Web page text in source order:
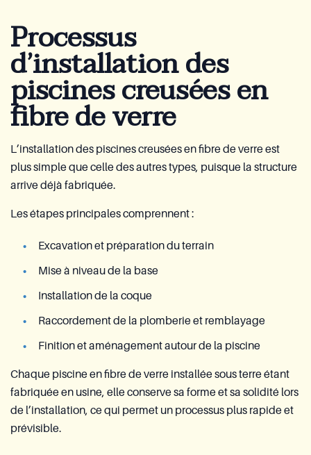
Processus
d’installation des
piscines creusées en
fibre de verre
L’installation des piscines creusées en fibre de verre est
plus simple que celle des autres types, puisque la structure
arrive déjà fabriquée.
Les étapes principales comprennent :
Excavation et préparation du terrain
Mise à niveau de la base
Installation de la coque
Raccordement de la plomberie et remblayage
Finition et aménagement autour de la piscine
Chaque piscine en fibre de verre installée sous terre étant
fabriquée en usine, elle conserve sa forme et sa solidité lors
de l’installation, ce qui permet un processus plus rapide et
prévisible.